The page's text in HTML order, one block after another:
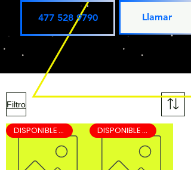
Llamar
477 528 9790
Filtro
DISPONIBLE LEON DIA SIGUIENTE DISPONIBLE LEON DIA SIGUIENTE